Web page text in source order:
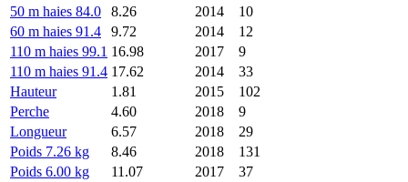
50 m haies 84.0
8.26 2014
10
60 m haies 91.4
9.72 2014
12
110 m haies 99.1 16.98 2017
9
110 m haies 91.4 17.62 2014
33
Hauteur
1.81 2015
102
Perche
4.60 2018
9
Longueur
6.57 2018
29
Poids 7.26 kg
8.46 2018
131
Poids 6.00 kg
11.07 2017
37